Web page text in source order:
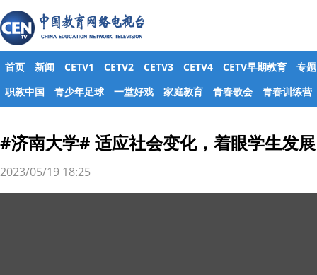
首页 新闻 CETV1 CETV2 CETV3 CETV4 CETV早期教育
专题
职教中国
青少年足球 一堂好戏 家庭教育 青春歌会 青春训练营
#济南大学# 适应社会变化，着眼学生发
2023/05/19 18:25